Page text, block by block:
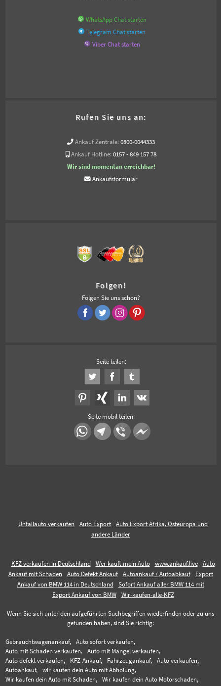
WhatsApp Chat starten
Telegram Chat starten
Viber Chat starten
Rufen Sie uns an:
Ankauf Zentrale: 0800-0044333
Ankauf Hotline: 0157 - 849 157 78
Wir sind momentan erreichbar!
Ankaufsformular
Folgen!
Folgen Sie uns schon?
Seite teilen:
Seite mobil teilen:
Unfallauto verkaufen Auto Export
Auto Export Afrika, Osteuropa und
andere Länder
KFZ verkaufen in Deutschland Wer kauft mein Auto www.ankauf.live
Auto
Ankauf mit Schaden
Auto Defekt Ankauf Autoankauf / Autoabkauf
Export
Ankauf von BMW 114 in Deutschland
Sofort Ankauf aller BMW 114 mit
Export Ankauf von BMW
Wir-kaufen-alle-KFZ
Wenn Sie sich unter den aufgeführten Suchbegriffen wiederfinden oder zu uns
gefunden haben, sind Sie richtig:
Gebrauchtwagenankauf,
Auto sofort verkaufen,
Auto mit Schaden verkaufen,
Auto mit Mängel verkaufen,
Auto defekt verkaufen,
KFZ-Ankauf, Fahrzeugankauf,
Auto verkaufen,
Autoankauf,
wir kaufen dein Auto mit Abholung,
Wir kaufen dein Auto mit Schaden,
Wir kaufen dein Auto Motorschaden,